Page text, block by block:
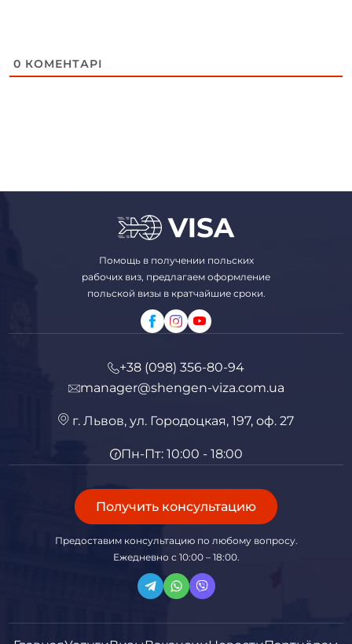
0 КОМЕНТАРІ
Помощь в получении польских
рабочих виз, предлагаем оформление
польской визы в кратчайшие сроки.
+38 (098) 356-80-94
manager@shengen-viza.com.ua
г. Львов, ул. Городоцкая, 197, оф. 27
Пн-Пт: 10:00 - 18:00
Получить консультацию
Предоставим консультацию по любому вопросу.
Ежедневно с 10:00 – 18:00.